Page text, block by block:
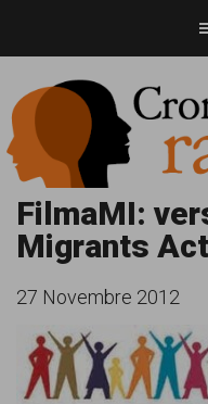
to
main
content
to
footer
di
ordinario
informazione,
FilmaMI:
Migrants
27 Novembre 2012